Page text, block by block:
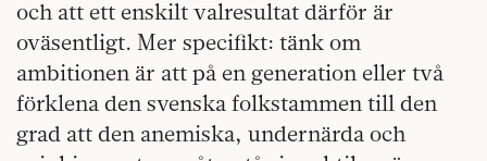
och att ett enskilt valresultat därför är
oväsentligt. Mer specifikt: tänk om
ambitionen är att på en generation eller två
förklena den svenska folkstammen till den
grad att den anemiska, undernärda och